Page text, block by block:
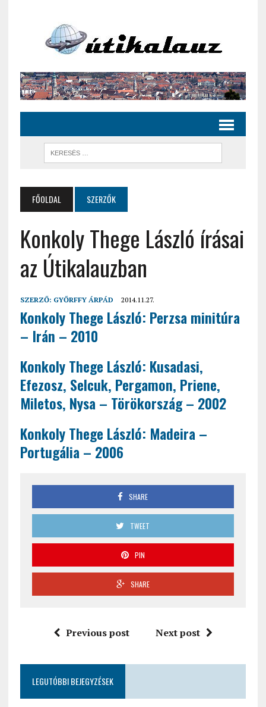
FŐOLDAL SZERZŐK
Konkoly Thege László írásai
az Útikalauzban
SZERZŐ: GYŐRFFY ÁRPÁD 2014.11.27.
Konkoly Thege László: Perzsa minitúra
– Irán – 2010
Konkoly Thege László: Kusadasi,
Efezosz, Selcuk, Pergamon, Priene,
Miletos, Nysa – Törökország – 2002
Konkoly Thege László: Madeira –
Portugália – 2006
SHARE
TWEET
PIN
SHARE
Previous post Next post
LEGUTÓBBI BEJEGYZÉSEK